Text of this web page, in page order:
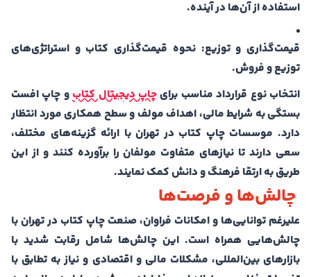
استفاده از آن‌ها در آینده.
قیمت‌گذاری و توزیع: نحوه قیمت‌گذاری کتاب و استراتژی‌های
توزیع و فروش.
انتخاب نوع قرارداد مناسب برای چاپ دیجیتال کتابو چاپ افست
بستگی به شرایط مالی، اهداف مولف و سطح همکاری مورد انتظار
دارد. موسسات چاپ کتاب در تهران با ارائه گزینه‌های مختلف،
سعی دارند تا نیازهای متفاوت مولفان را برآورده کنند و از این
طریق به ارتقا فرهنگ و دانش کمک نمایند.
چالش‌ها و فرصت‌ها
علیرغم توانایی‌ها و امکانات فراوان، صنعت چاپ کتاب در تهران با
چالش‌هایی همراه است. این چالش‌ها شامل رقابت شدید با
بازارهای بین‌المللی، مشکلات مالی و اقتصادی و نیاز به تطابق با